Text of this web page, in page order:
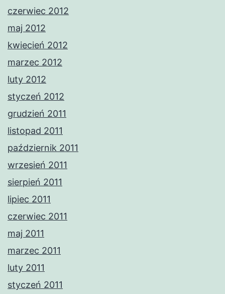
czerwiec 2012
maj 2012
kwiecień 2012
marzec 2012
luty 2012
styczeń 2012
grudzień 2011
listopad 2011
październik 2011
wrzesień 2011
sierpień 2011
lipiec 2011
czerwiec 2011
maj 2011
marzec 2011
luty 2011
styczeń 2011